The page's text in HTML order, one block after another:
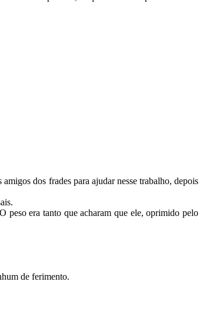
dos frades para ajudar nesse trabalho, depois
peso era tanto que acharam que ele, oprimido pelo
de ferimento.